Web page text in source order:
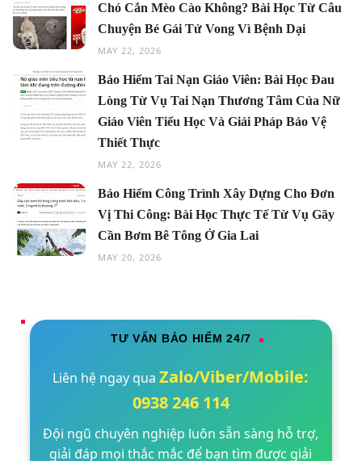
Chó Cắn Mèo Cào Không? Bài Học Từ Câu
Chuyện Bé Gái Tử Vong Vì Bệnh Dại
MAY 22, 2026
Bảo Hiểm Tai Nạn Giáo Viên: Bài Học Đau
Lòng Từ Vụ Tai Nạn Thương Tâm Của Nữ
Giáo Viên Tiểu Học Và Giải Pháp Bảo Vệ
Thiết Thực
MAY 22, 2026
Bảo Hiểm Công Trình Xây Dựng Cho Đơn
Vị Thi Công: Bài Học Thực Tế Từ Vụ Gãy
Cần Bơm Bê Tông Ở Gia Lai
MAY 20, 2026
TƯ VẤN BẢO HIỂM 24/7
Liên hệ ngay quaZalo/Viber/Mobile:
0938 246 114
Đội ngũ chuyên nghiệp luôn sẵn sàng hỗ trợ,
giải đáp mọi thắc mắc để bạn tìm được giải